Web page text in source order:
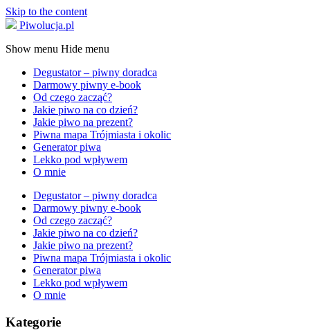
Skip to the content
Piwolucja.pl
Show menu Hide menu
Degustator – piwny doradca
Darmowy piwny e-book
Od czego zacząć?
Jakie piwo na co dzień?
Jakie piwo na prezent?
Piwna mapa Trójmiasta i okolic
Generator piwa
Lekko pod wpływem
O mnie
Degustator – piwny doradca
Darmowy piwny e-book
Od czego zacząć?
Jakie piwo na co dzień?
Jakie piwo na prezent?
Piwna mapa Trójmiasta i okolic
Generator piwa
Lekko pod wpływem
O mnie
Kategorie